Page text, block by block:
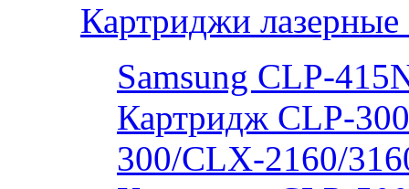
Картриджи лазерные
Samsung CLP-
Картридж CLP-
300/CLX-2160/